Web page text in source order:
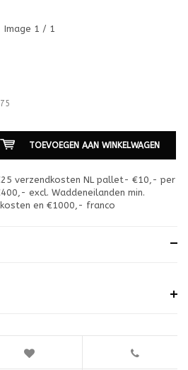
Image 1 / 1
TOEVOEGEN AAN WINKELWAGEN
verzendkosten NL pallet- €10,- per
excl. Waddeneilanden min.
en €1000,- franco